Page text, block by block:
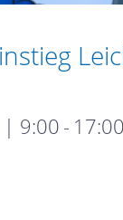
| 9:00 - 17:00